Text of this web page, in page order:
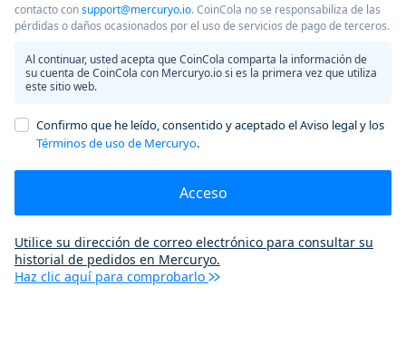
contacto consupport@mercuryo.io. CoinCola no se responsabiliza de las
pérdidas o daños ocasionados por el uso de servicios de pago de terceros.
Al continuar, usted acepta que CoinCola comparta la información de
su cuenta de CoinCola con Mercuryo.io si es la primera vez que utiliza
este sitio web.
Confirmo que he leído, consentido y aceptado el Aviso legal y los
Términos de uso de Mercuryo.
Acceso
Utilice su dirección de correo electrónico para consultar su
historial de pedidos en Mercuryo.
Haz clic aquí para comprobarlo